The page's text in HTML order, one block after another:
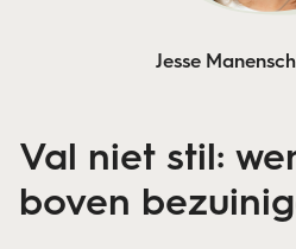
Jesse
Val niet stil:
boven